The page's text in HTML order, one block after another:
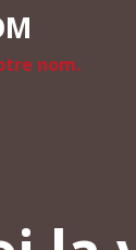
nom.